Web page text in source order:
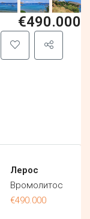
€490.000
Лерос
Вромолитос
€490.000